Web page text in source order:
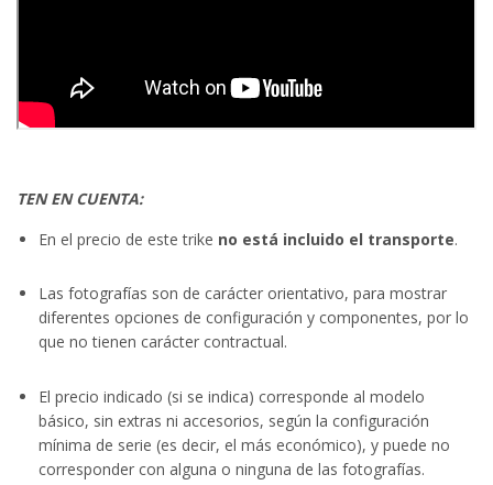
TEN EN CUENTA:
En el precio de este trike no está incluido el transporte.
Las fotografías son de carácter orientativo, para mostrar
diferentes opciones de configuración y componentes, por lo
que no tienen carácter contractual.
El precio indicado (si se indica) corresponde al modelo
básico, sin extras ni accesorios, según la configuración
mínima de serie (es decir, el más económico), y puede no
corresponder con alguna o ninguna de las fotografías.